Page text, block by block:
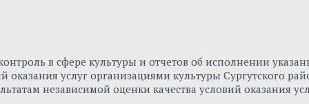
в сфере культуры и отчетов об исполнении
оказания услуг организациями культуры Сургутского
независимой оценки качества условий оказания